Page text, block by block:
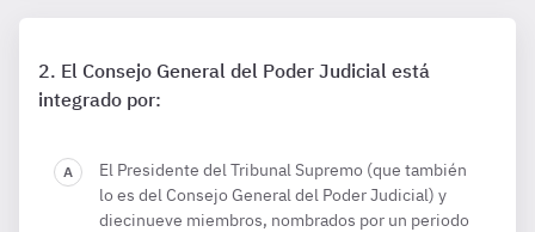
El Consejo General del Poder Judicial está
integrado por:
El Presidente del Tribunal Supremo (que también
lo es del Consejo General del Poder Judicial) y
diecinueve miembros, nombrados por un periodo